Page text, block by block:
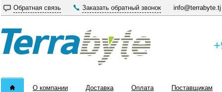
Обратная связь Заказать обратный звонок info@terrabyte.tj
О компании Доставка Оплата Поставщикам